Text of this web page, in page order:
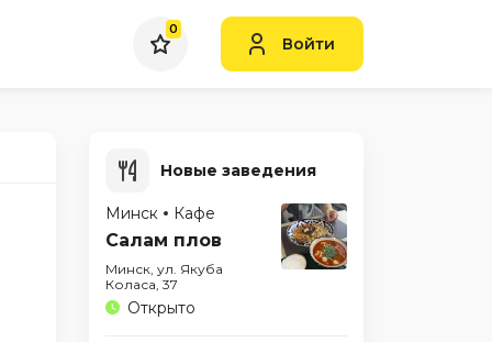
0
Войти
Новые заведения
Минск Кафе
Салам плов
Минск, ул. Якуба
Коласа, 37
Открыто